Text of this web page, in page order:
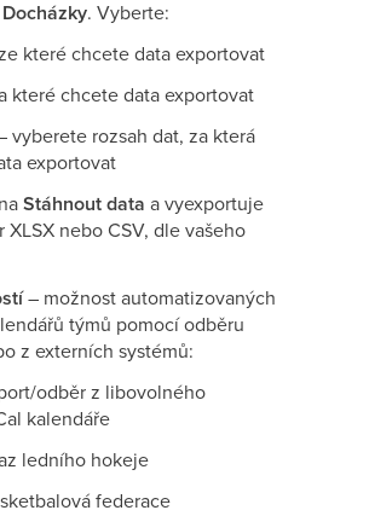
Docházky. Vyberte:
které chcete data exportovat
které chcete data exportovat
vyberete rozsah dat, za která
exportovat
Stáhnout data a vyexportuje
XLSX nebo CSV, dle vašeho
– možnost automatizovaných
týmů pomocí odběru
z externích systémů:
odběr z libovolného
kalendáře
ledního hokeje
federace